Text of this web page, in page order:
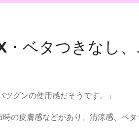
ベタつきなし
グンの使用感だそうです。」
の皮膚感などがあり、清涼感、ベ